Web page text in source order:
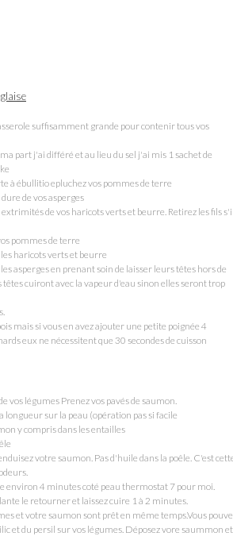
suffisamment grande pour contenir tous vos
part j'ai différé et au lieu du sel j'ai mis 1 sachet de
à ébullitio epluchez vos pommes de terre
de vos asperges
extrimités de vos haricots verts et beurre. Retirez les fils
pommes de terre
haricots verts et beurre
asperges en prenant soin de laisser leurs têtes hors de
cuiront avec la vapeur d'eau sinon elles seront trop
mais si vous en avez ajouter une petite poignée 4
eux ne nécessitent que 30 secondes de cuisson
vos légumes Prenez vos pavés de saumon.
longueur sur la peau (opération pas si facile
y compris dans les entailles
votre saumon. Pas d'huile dans la poêle. C'est
environ 4 minutes coté peau thermostat 7 pour moi.
le retourner et laissez cuire 1 à 2 minutes.
et votre saumon sont prêt en même temps.Vous
et du persil sur vos légumes. Déposez vore saummon et